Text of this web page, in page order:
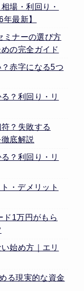
場・利回り・
最新】
ミナーの選び方
の完全ガイド
赤字になる5つ
？利回り・リ
？失敗する
底解説
？利回り・リ
・デメリット
ド1万円がもら
始め方｜エリ
る現実的な資金